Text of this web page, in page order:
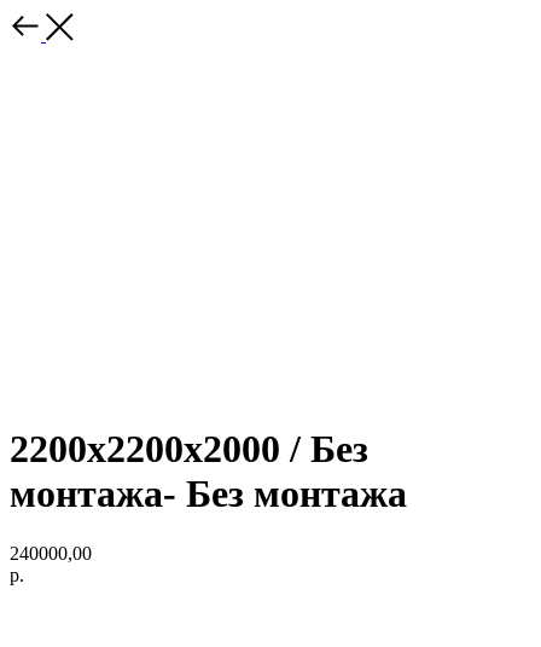
2200х2200х2000 / Без
монтажа- Без монтажа
240000,00
р.